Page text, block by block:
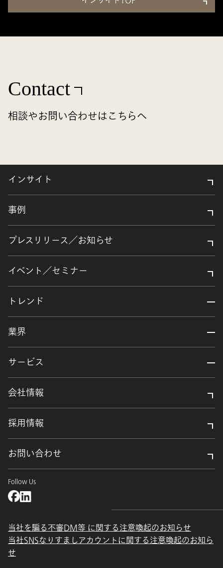
Contact
相談やお問い合わせはこちらへ
インサイト
事例
プレスリリース／お知らせ
イベント／セミナー
トレンド
業界
サービス
会社情報
採用情報
お問い合わせ
Follow Us
当社を騙る不審DM等 に関する注意喚起のお知らせ
当社SNSなりすましアカウントに関する注意喚起のお知ら
せ